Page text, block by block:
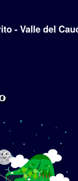
- Valle del